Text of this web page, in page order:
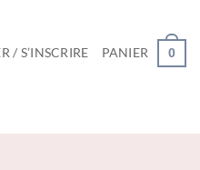
/ S’INSCRIRE PANIER 0